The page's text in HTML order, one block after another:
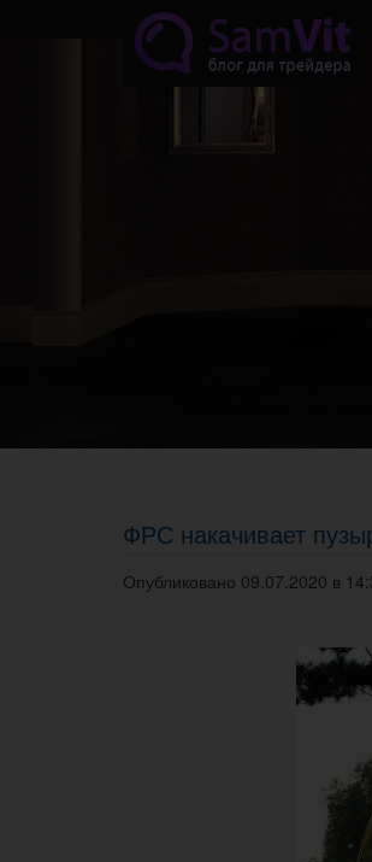
Перейти к основному содержанию
ФРС накачивает
Опубликовано 09.07.2020 в